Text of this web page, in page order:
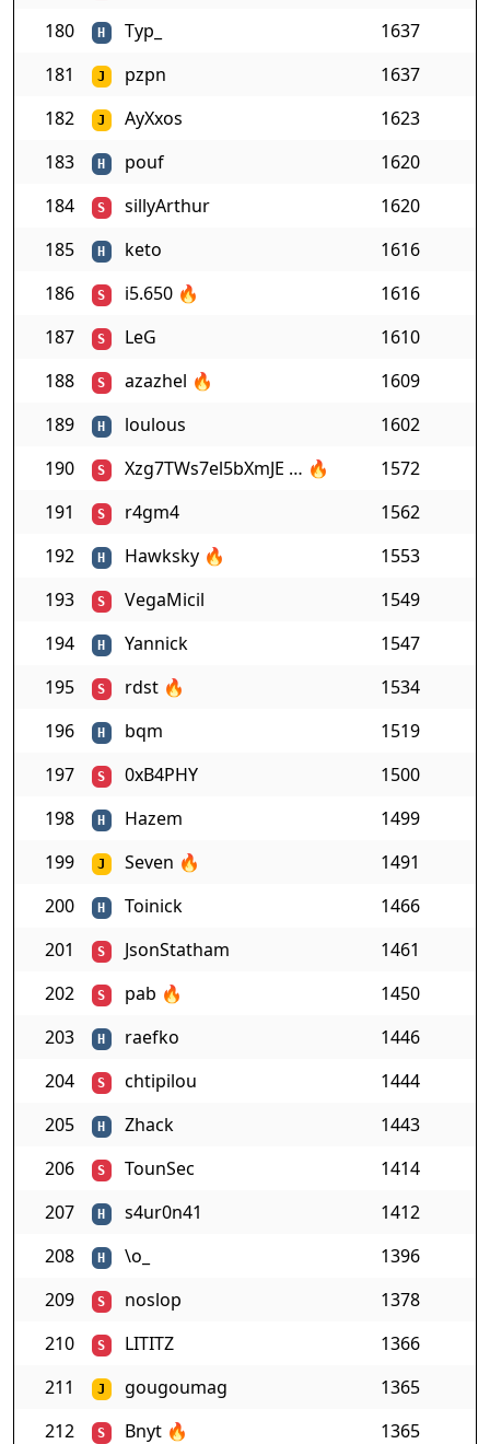
180
H Typ_
1637
181
J pzpn
1637
182
J AyXxos
1623
183
H pouf
1620
184
S sillyArthur
1620
185
H keto
1616
186
S i5.650🔥
1616
187
S LeG
1610
188
S azazhel 🔥
1609
189
H loulous
1602
190
S Xzg7TWs7el5bXmJE … 🔥
1572
191
S r4gm4
1562
192
H Hawksky🔥
1553
193
S VegaMicil
1549
194
H Yannick
1547
195
S rdst🔥
1534
196
H bqm
1519
197
S 0xB4PHY
1500
198
H Hazem
1499
199
J Seven 🔥
1491
200
H Toinick
1466
201
S JsonStatham
1461
202
S pab 🔥
1450
203
H raefko
1446
204
S chtipilou
1444
205
H Zhack
1443
206
S TounSec
1414
207
H s4ur0n41
1412
208
H \o_
1396
209
S noslop
1378
210
S LITITZ
1366
211
J gougoumag
1365
212
S Bnyt🔥
1365